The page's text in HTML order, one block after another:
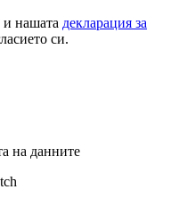
и нашата декларация за
си.
на данните